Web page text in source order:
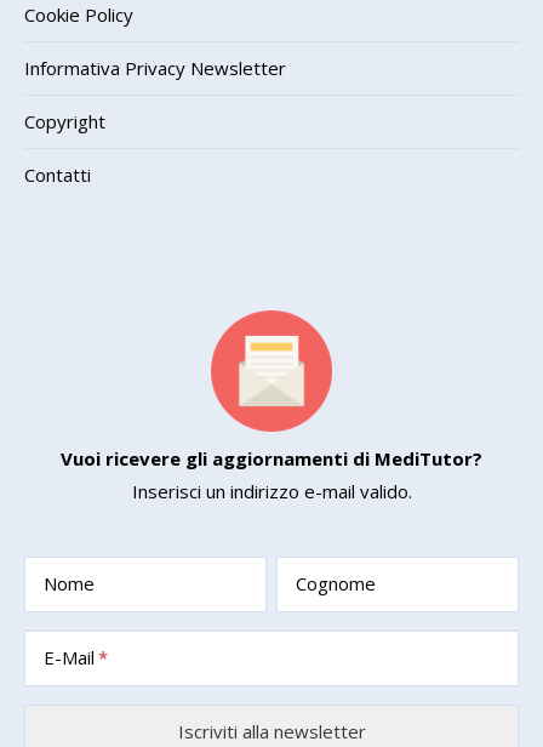
Cookie Policy
Informativa Privacy Newsletter
Copyright
Contatti
Vuoi ricevere gli aggiornamenti di MediTutor?
Inserisci un indirizzo e-mail valido.
Nome Cognome
E-Mail